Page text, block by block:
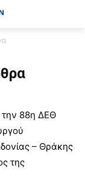
την 88η ΔΕΘ
– Θράκης
της